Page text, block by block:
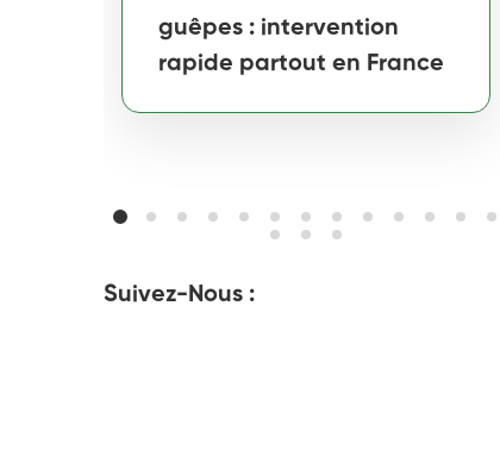
guêpes : intervention
rapide partout en France
Suivez-Nous :